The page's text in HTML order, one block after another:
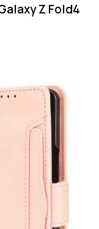
Z Fold4